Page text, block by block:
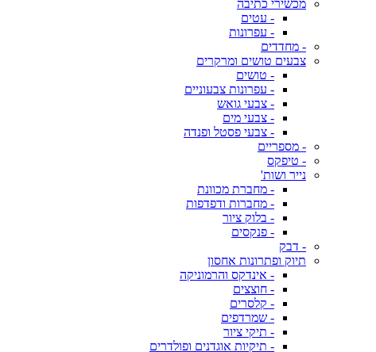
מכשירי כתיבה
- עטים
- עפרונות
- מחדדים
צבעים טושים ומרקרים
- טושים
- עפרונות צבעוניים
- צבעי גואש
- צבעי מים
- צבעי פסטל ופנדה
- מספריים
- טיפקס
נייר ושות'
- מחברת מכוונת
- מחברות ודפדפות
- בלוק ציור
- פנקסים
- דבק
תיוק ופתרונות אחסון
- אינדקס והרמוניקה
- חוצצים
- קלסרים
- שמרדפים
- תיקי ציור
- תיקיות אוגדנים ופולדרים